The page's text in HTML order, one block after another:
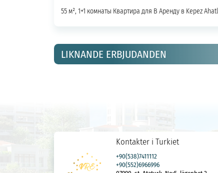
55 м², 1+1 комнаты Квартира для В Аренду в Kepez
LIKNANDE ERBJUDANDEN
Kontakter i Turkiet
+90(538)7411112
+90(552)6966996